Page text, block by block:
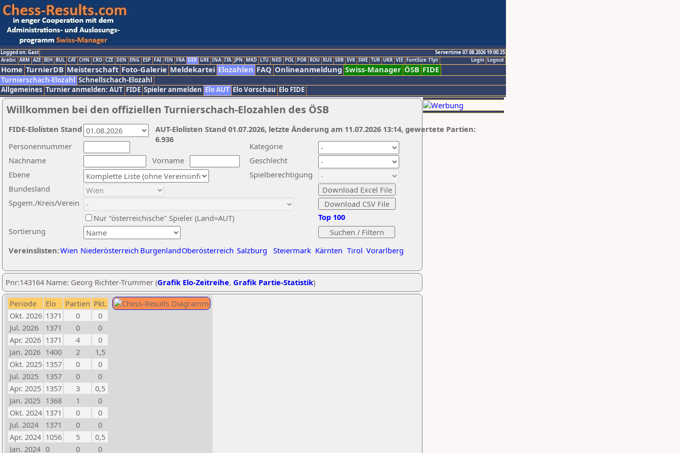
Logged on: Gast
Servertime 07.08.2026 19:00:25
Logout
Login
Arabic ARM AZE BIH BUL CAT CHN CRO CZE DEN ENG ESP FAI FIN FRA GER GRE INA ITA JPN MKD LTU NED POL POR ROU RUS SRB SVK SWE TUR UKR VIE FontSize:11pt
Home TurnierDB Meisterschaft Foto-Galerie Meldekartei Elozahlen FAQ Onlineanmeldung Swiss-Manager ÖSB FIDE
Turnierschach-Elozahl Schnellschach-Elozahl
Allgemeines Turnier anmelden: AUT FIDE Spieler anmelden Elo AUT Elo Vorschau Elo FIDE
Willkommen bei den offiziellen Turnierschach-Elozahlen des ÖSB
Nachname
Vorname
Ebene
Kategorie
Sortierung
Personennummer
Bundesland
Spgem./Kreis/Verein
Geschlecht
Nur "österreichische" Spieler (Land=AUT)
Spielberechtigung
Vereinslisten:Wien Niederösterreich BurgenlandOberösterreich Salzburg Steiermark Kärnten Tirol Vorarlberg
Top 100
AUT-Elolisten Stand 01.07.2026, letzte Änderung am 11.07.2026 13:14, gewertete Partien:
6.936
FIDE-Elolisten Stand
Pnr:143164 Name: Georg Richter-Trummer (Grafik Elo-Zeitreihe, Grafik Partie-Statistik)
Periode Elo Partien Pkt.
Okt. 2026 1371 0
0
Jul. 2026
1371 0
0
Apr. 2026 1371 4
0
Jan. 2026 1400 2
1,5
Okt. 2025 1357 0
0
Jul. 2025
1357 0
0
Apr. 2025 1357 3
0,5
Jan. 2025 1368 1
0
Okt. 2024 1371 0
0
Jul. 2024
1371 0
0
Apr. 2024 1056 5
0,5
Jan. 2024 0 0 0